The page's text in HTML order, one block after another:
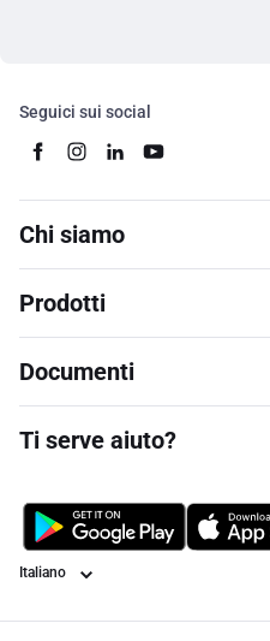
Seguici sui social
Chi siamo
Prodotti
Documenti
Ti serve aiuto?
Lingua